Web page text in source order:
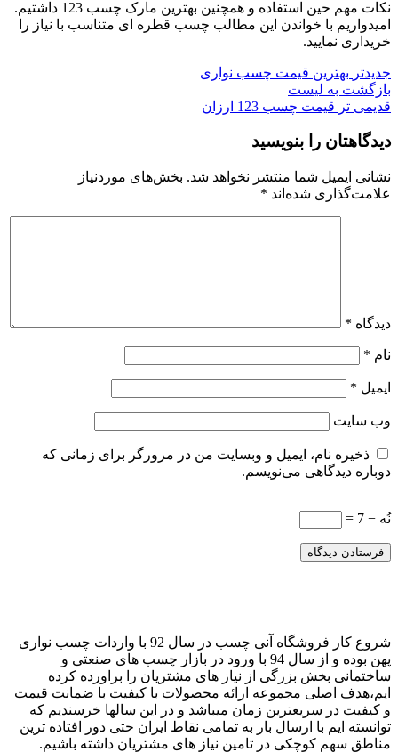
نکات مهم حین استفاده و همچنین بهترین مارک چسب 123 داشتیم.
امیدواریم با خواندن این مطالب چسب قطره ای متناسب با نیاز را
خریداری نمایید.
جدیدتر بهترین قیمت چسب نواری
بازگشت به لیست
قدیمی تر قیمت چسب 123 ارزان
دیدگاهتان را بنویسید
نشانی ایمیل شما منتشر نخواهد شد. بخش‌های موردنیاز
علامت‌گذاری شده‌اند *
دیدگاه *
نام *
ایمیل *
وب‌ سایت
ذخیره نام، ایمیل و وبسایت من در مرورگر برای زمانی که
دوباره دیدگاهی می‌نویسم.
نُه − 7 =
شروع کار فروشگاه آنی چسب در سال 92 با واردات چسب نواری
پهن بوده و از سال 94 با ورود در بازار چسب های صنعتی و
ساختمانی بخش بزرگی از نیاز های مشتریان را براورده کرده
ایم،هدف اصلی مجموعه ارائه محصولات با کیفیت با ضمانت قیمت
و کیفیت در سریعترین زمان میباشد و در این سالها خرسندیم که
توانسته ایم با ارسال بار به تمامی نقاط ایران حتی دور افتاده ترین
مناطق سهم کوچکی در تامین نیاز های مشتریان داشته باشیم.